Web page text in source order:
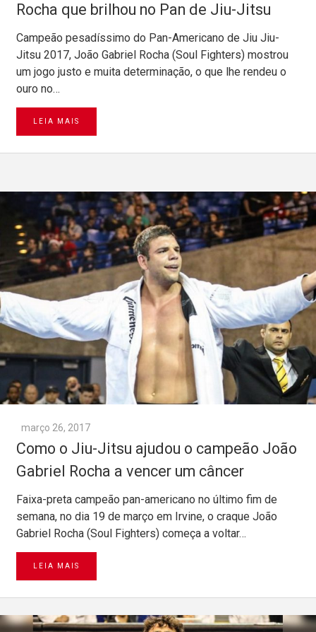
Rocha que brilhou no Pan de Jiu-Jitsu
Campeão pesadíssimo do Pan-Americano de Jiu Jiu-
Jitsu 2017, João Gabriel Rocha (Soul Fighters) mostrou
um jogo justo e muita determinação, o que lhe rendeu o
ouro no…
LEIA MAIS
março 26, 2017
Como o Jiu-Jitsu ajudou o campeão João
Gabriel Rocha a vencer um câncer
Faixa-preta campeão pan-americano no último fim de
semana, no dia 19 de março em Irvine, o craque João
Gabriel Rocha (Soul Fighters) começa a voltar…
LEIA MAIS